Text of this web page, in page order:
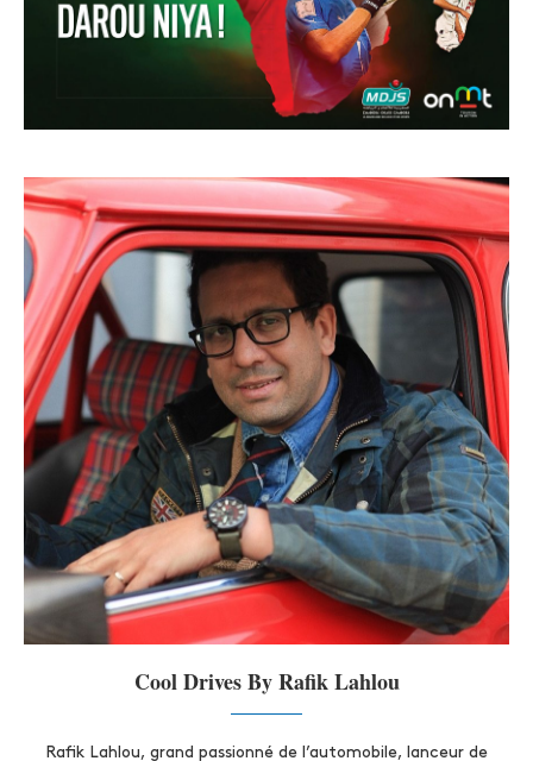
Cool Drives By Rafik Lahlou
Rafik Lahlou, grand passionné de l’automobile, lanceur de